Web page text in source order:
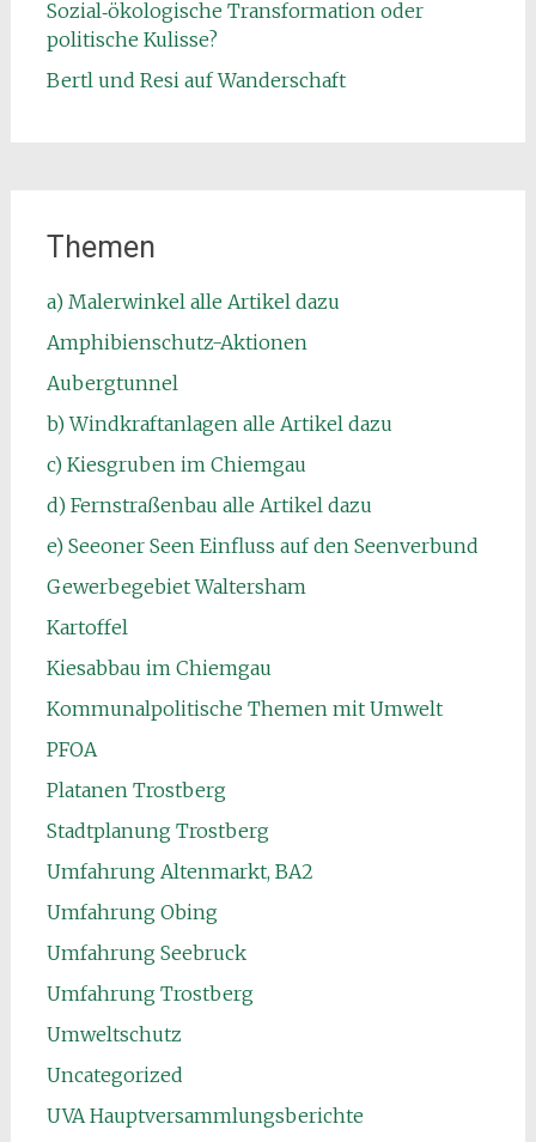
Sozial‑ökologische Transformation oder
politische Kulisse?
Bertl und Resi auf Wanderschaft
Themen
a) Malerwinkel alle Artikel dazu
Amphibienschutz-Aktionen
Aubergtunnel
b) Windkraftanlagen alle Artikel dazu
c) Kiesgruben im Chiemgau
d) Fernstraßenbau alle Artikel dazu
e) Seeoner Seen Einfluss auf den Seenverbund
Gewerbegebiet Waltersham
Kartoffel
Kiesabbau im Chiemgau
Kommunalpolitische Themen mit Umwelt
PFOA
Platanen Trostberg
Stadtplanung Trostberg
Umfahrung Altenmarkt, BA2
Umfahrung Obing
Umfahrung Seebruck
Umfahrung Trostberg
Umweltschutz
Uncategorized
UVA Hauptversammlungsberichte